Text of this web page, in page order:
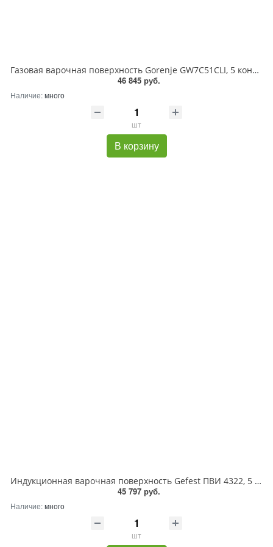
Газовая варочная поверхность Gorenje GW7C51CLI, 5 конфорок, эмалированная сталь, 11700 Вт
46 845 руб.
Наличие:много
шт
В корзину
Индукционная варочная поверхность Gefest ПВИ 4322, 5 конфорок, стеклокерамика, 7400 Вт
45 797 руб.
Наличие:много
шт